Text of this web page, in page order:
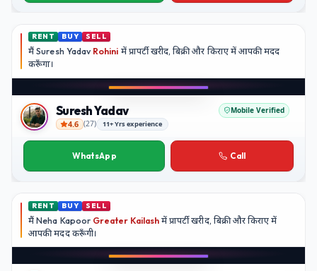
RENT BUY SELL
मैंSuresh Yadav Rohini में प्रापर्टी खरीद, बिक्री और किराए में आपकी मदद
करूँगा।
Suresh Yadav
Suresh Yadav Mobile Verified
4.6 (27) 11+ Yrs experience
WhatsApp Call
RENT BUY SELL
मैंNeha Kapoor Greater Kailash में प्रापर्टी खरीद, बिक्री और किराए में
आपकी मदद करूँगी।